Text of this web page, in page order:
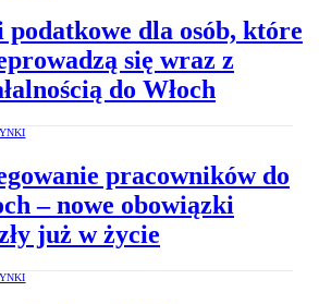
podatkowe dla osób, które
się wraz z
do Włoch
pracowników do
– nowe obowiązki
już w życie